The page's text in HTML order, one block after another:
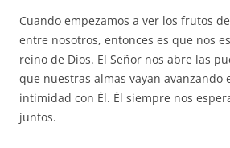
Cuando empezamos a ver los frutos
entre nosotros, entonces es que nos
reino de Dios. El Señor nos abre las
que nuestras almas vayan avanzando
intimidad con Él. Él siempre nos
juntos.